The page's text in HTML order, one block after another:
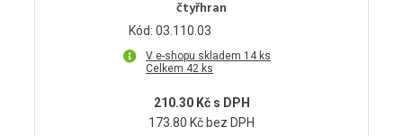
čtyřhran
Kód: 03.110.03
V e-shopu skladem 14 ks
Celkem 42 ks
210.30 Kč s DPH
173.80 Kč bez DPH